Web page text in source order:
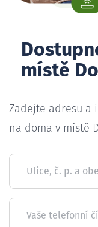
místě
Zadejte adresu a
na doma v místě
Ulice, č. p. a
Vaše telefonní